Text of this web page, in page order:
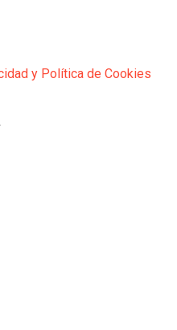
y Política de Cookies